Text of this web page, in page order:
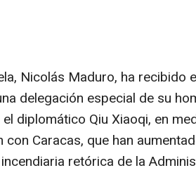
Nicolás Maduro, ha recibido
delegación especial de su
diplomático Qiu Xiaoqi, en
Caracas, que han
retórica de la